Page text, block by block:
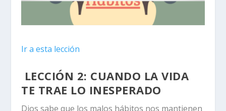
Ir a esta lección
LECCIÓN 2: CUANDO LA VIDA
TE TRAE LO INESPERADO
Dios sabe que los malos hábitos nos mantienen